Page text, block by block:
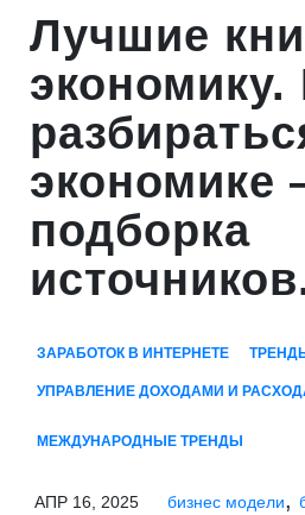
Лучшие
экономику.
подборка
ЗАРАБОТОК В ИНТЕРНЕТЕ
УПРАВЛЕНИЕ ДОХОДАМИ И
МЕЖДУНАРОДНЫЕ ТРЕНДЫ
АПР 16, 2025 бизнес модели,